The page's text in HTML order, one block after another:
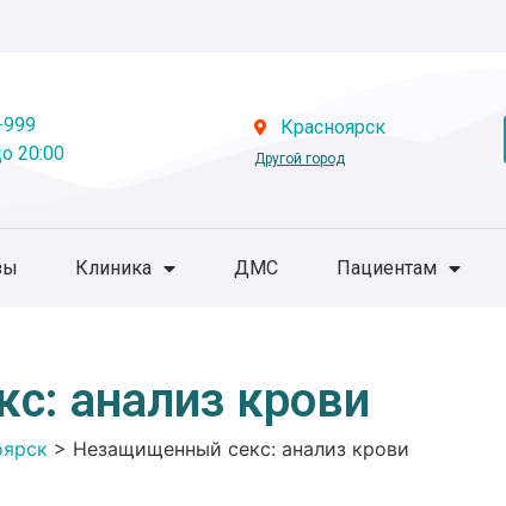
20:00
Красноярск
Другой город
Клиника ДМС Пациентам
анализ крови
> Незащищенный секс: анализ крови